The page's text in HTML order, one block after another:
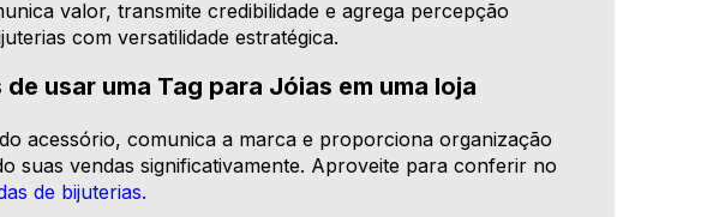
valor, transmite credibilidade e agrega percepção
com versatilidade estratégica.
usar uma Tag para Jóias em uma loja
acessório, comunica a marca e proporciona organização
suas vendas significativamente. Aproveite para conferir no
de bijuterias.